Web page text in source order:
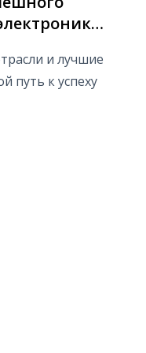
и лучшие
путь к успеху